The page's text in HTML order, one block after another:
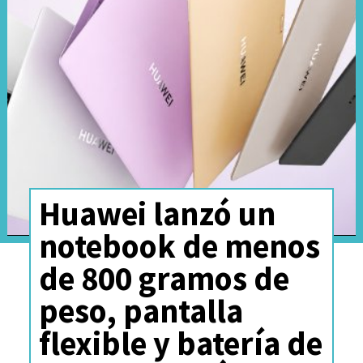
el sonido.
Más allá del hardware, también
veremos el refuerzo de los
surcoreanos en materias de
Huawei lanzó un
notebook de menos
de 800 gramos de
peso, pantalla
flexible y batería de